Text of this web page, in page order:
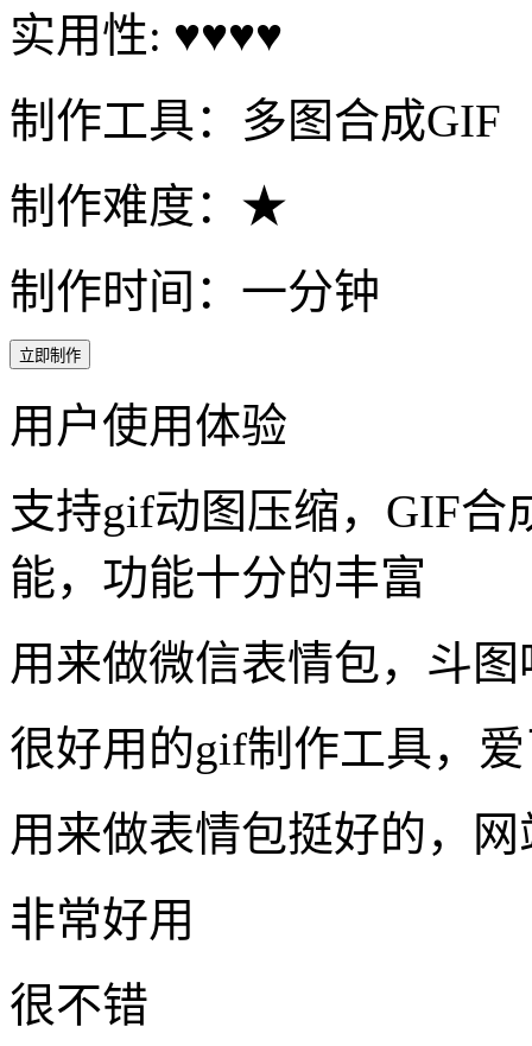
实用性: ♥♥♥♥
制作工具：多图合成GIF
制作难度：★
制作时间：一分钟
立即制作
用户使用体验
支持gif动图压缩，GIF合
能，功能十分的丰富
用来做微信表情包，斗
很好用的gif制作工具，
用来做表情包挺好的，
非常好用
很不错